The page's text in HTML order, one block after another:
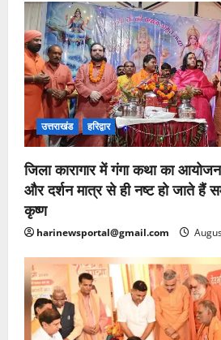
उत्तराखंड हरिद्वार
जिला कारागार में गंगा कथा का
और दर्शन मात्र से ही नष्ट हो जाते हैं
कृष्ण
harinewsportal@gmail.com